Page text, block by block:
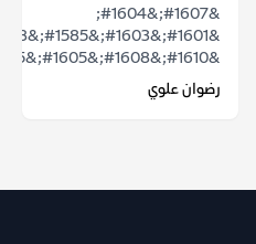
&#1607;&#1604;
&#1610;&#1608;&#1605;&#1575;&#1611;...
رضوان علوي